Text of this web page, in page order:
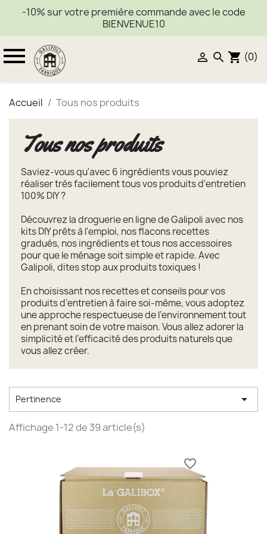
-10% sur votre première commande avec le code
BIENVENUE10
   shopping_cart (0)
Accueil Tous nos produits
Tous nos produits
Saviez-vous qu'avec 6 ingrédients vous pouviez
réaliser très facilement tous vos produits d'entretien
100% DIY ?
Découvrez la droguerie en ligne de Galipoli avec nos
kits DIY prêts à l'emploi, nos flacons recettes
gradués, nos ingrédients et tous nos accessoires
pour que le ménage soit simple et rapide. Avec
Galipoli, dites stop aux produits toxiques !
En choisissant nos recettes et conseils pour vos
produits d’entretien à faire soi-même, vous adoptez
une approche respectueuse de l’environnement tout
en prenant soin de votre maison. Vous allez adorer la
simplicité et l’efficacité des produits naturels que
vous allez créer.
Pertinence 
Affichage 1-12 de 39 article(s)
favorite_border